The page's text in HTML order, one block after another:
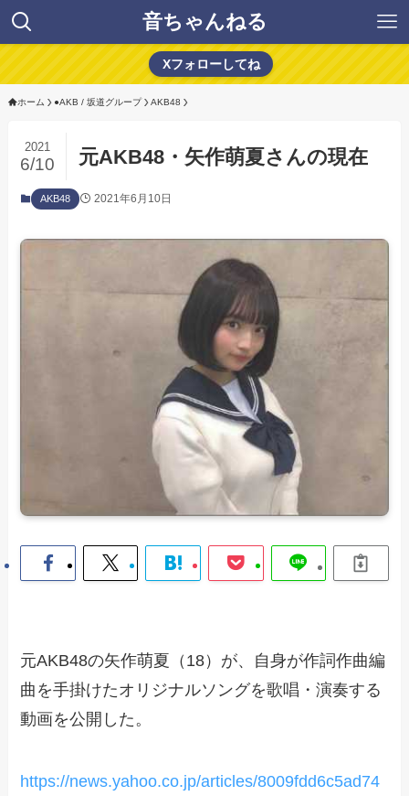
音ちゃんねる
Xフォローしてね
ホーム ●AKB / 坂道グループ AKB48
元AKB48・矢作萌夏さんの現在
2021
6/10
AKB48 2021年6月10日
元AKB48の矢作萌夏（18）が、自身が作詞作曲編
曲を手掛けたオリジナルソングを歌唱・演奏する
動画を公開した。
https://news.yahoo.co.jp/articles/8009fdd6c5ad74